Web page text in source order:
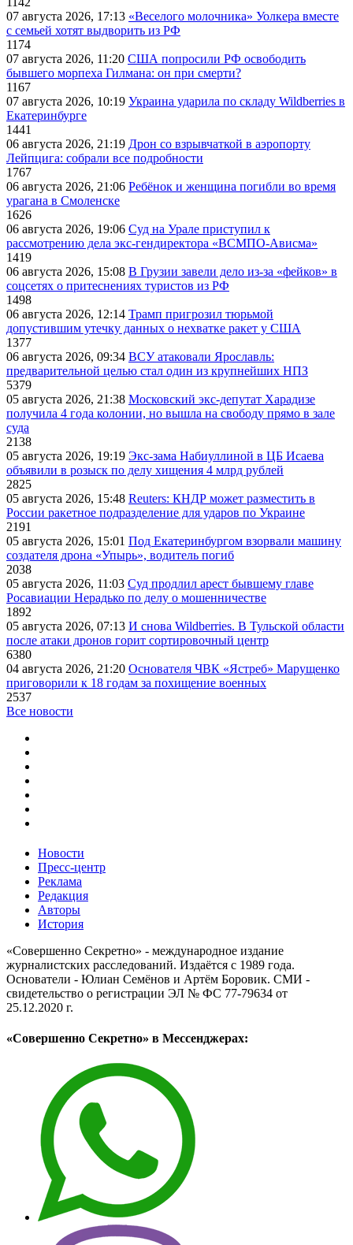
07 августа 2026, 17:13 «Веселого молочника» Уолкера вместе
с семьей хотят выдворить из РФ
1174
07 августа 2026, 11:20 США попросили РФ освободить
бывшего морпеха Гилмана: он при смерти?
1167
07 августа 2026, 10:19 Украина ударила по складу Wildberries в
Екатеринбурге
1441
06 августа 2026, 21:19 Дрон со взрывчаткой в аэропорту
Лейпцига: собрали все подробности
1767
06 августа 2026, 21:06 Ребёнок и женщина погибли во время
урагана в Смоленске
1626
06 августа 2026, 19:06 Суд на Урале приступил к
рассмотрению дела экс-гендиректора «ВСМПО-Ависма»
1419
06 августа 2026, 15:08 В Грузии завели дело из-за «фейков» в
соцсетях о притеснениях туристов из РФ
1498
06 августа 2026, 12:14 Трамп пригрозил тюрьмой
допустившим утечку данных о нехватке ракет у США
1377
06 августа 2026, 09:34 ВСУ атаковали Ярославль:
предварительной целью стал один из крупнейших НПЗ
5379
05 августа 2026, 21:38 Московский экс-депутат Харадизе
получила 4 года колонии, но вышла на свободу прямо в зале
суда
2138
05 августа 2026, 19:19 Экс-зама Набиуллиной в ЦБ Исаева
объявили в розыск по делу хищения 4 млрд рублей
2825
05 августа 2026, 15:48 Reuters: КНДР может разместить в
России ракетное подразделение для ударов по Украине
2191
05 августа 2026, 15:01 Под Екатеринбургом взорвали машину
создателя дрона «Упырь», водитель погиб
2038
05 августа 2026, 11:03 Суд продлил арест бывшему главе
Росавиации Нерадько по делу о мошенничестве
1892
05 августа 2026, 07:13 И снова Wildberries. В Тульской области
после атаки дронов горит сортировочный центр
6380
04 августа 2026, 21:20 Основателя ЧВК «Ястреб» Марущенко
приговорили к 18 годам за похищение военных
2537
Все новости
Новости
Пресс-центр
Реклама
Редакция
Авторы
История
«Совершенно Секретно» - международное издание
журналистских расследований. Издаётся с 1989 года.
Основатели - Юлиан Семёнов и Артём Боровик. CМИ -
свидетельство о регистрации ЭЛ № ФС 77-79634 от
25.12.2020 г.
«Совершенно Секретно» в Мессенджерах: